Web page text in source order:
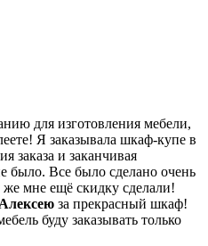
для изготовления мебели,
Я заказывала шкаф-купе в
заказа и заканчивая
было. Все было сделано очень
мне ещё скидку сделали!
Алексею за прекрасный шкаф!
буду заказывать только